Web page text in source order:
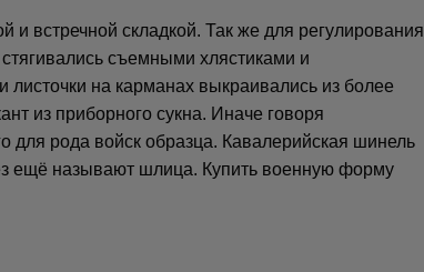
и встречной складкой. Так же для регулирования
съемными хлястиками и
на карманах выкраивались из более
из приборного сукна. Иначе говоря
для рода войск образца. Кавалерийская шинель
ещё называют шлица. Купить военную форму